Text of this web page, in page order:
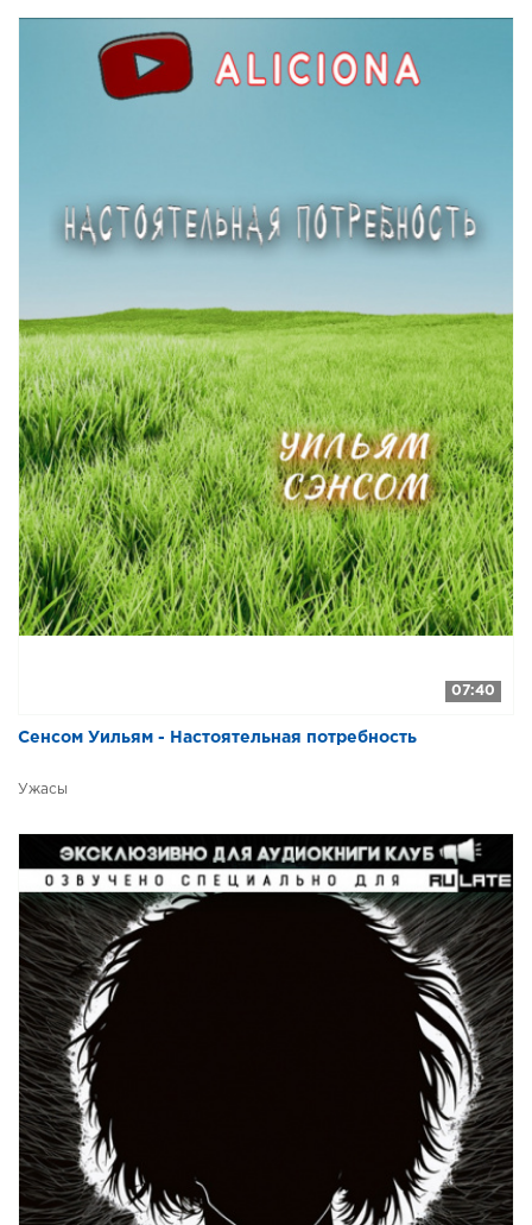
21. Тряпичная кукла
22. Стучит-бренчит по улице
26. Дед
29. Присказка
30. Федул
31. Где рукавицы
32. Здорова, кума
33. Бай, качи, качи, качи!
34. Соловейко
35. Воробей
36. Садик
41. Яблочко
42. Козлик и котик
43. Храбрая собака
44. Ах ты, котенька-коток
45. Кот
46. Умная собака
47. Лиса и крот
48. Зайчик
49. Мухи и паук
50. Совушка
51. Храбрый
52. Что знаешь, о том не спрашивай
07:40
Сенсом Уильям - Настоятельная потребность
Ужасы